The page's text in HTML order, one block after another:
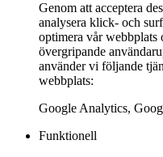
Genom att acceptera
analysera klick- och
optimera vår webbplats
övergripande
använder vi följande
webbplats:
Google Analytics,
Funktionell